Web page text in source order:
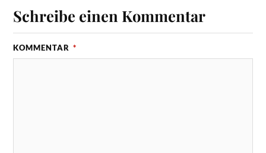
Schreibe einen Kommentar
KOMMENTAR *